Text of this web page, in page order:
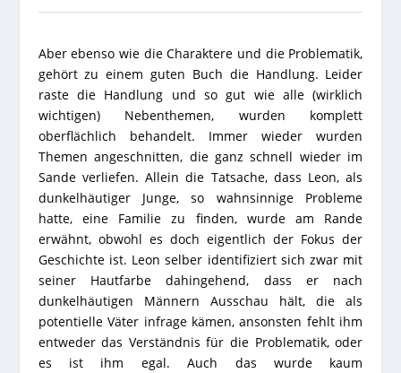
Aber ebenso wie die Charaktere und die Problematik,
gehört zu einem guten Buch die Handlung. Leider
raste die Handlung und so gut wie alle (wirklich
wichtigen) Nebenthemen, wurden komplett
oberflächlich behandelt. Immer wieder wurden
Themen angeschnitten, die ganz schnell wieder im
Sande verliefen. Allein die Tatsache, dass Leon, als
dunkelhäutiger Junge, so wahnsinnige Probleme
hatte, eine Familie zu finden, wurde am Rande
erwähnt, obwohl es doch eigentlich der Fokus der
Geschichte ist. Leon selber identifiziert sich zwar mit
seiner Hautfarbe dahingehend, dass er nach
dunkelhäutigen Männern Ausschau hält, die als
potentielle Väter infrage kämen, ansonsten fehlt ihm
entweder das Verständnis für die Problematik, oder
es ist ihm egal. Auch das wurde kaum